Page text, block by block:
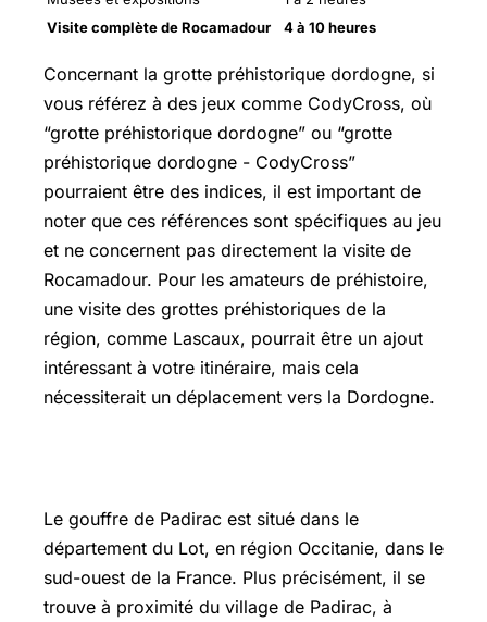
Visite complète de Rocamadour
4 à 10 heures
Concernant la grotte préhistorique dordogne, si
vous référez à des jeux comme CodyCross, où
“grotte préhistorique dordogne” ou “grotte
préhistorique dordogne - CodyCross”
pourraient être des indices, il est important de
noter que ces références sont spécifiques au jeu
et ne concernent pas directement la visite de
Rocamadour. Pour les amateurs de préhistoire,
une visite des grottes préhistoriques de la
région, comme Lascaux, pourrait être un ajout
intéressant à votre itinéraire, mais cela
nécessiterait un déplacement vers la Dordogne.
Le gouffre de Padirac est situé dans le
département du Lot, en région Occitanie, dans le
sud-ouest de la France. Plus précisément, il se
trouve à proximité du village de Padirac, à